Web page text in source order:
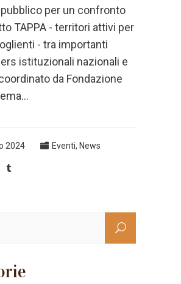
per un confronto
TAPPA - territori attivi per
- tra importanti
istituzionali nazionali e
da Fondazione
2024 Eventi, News